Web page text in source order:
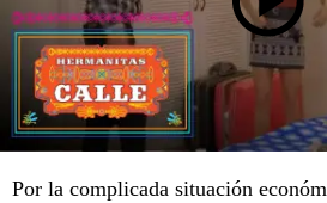
Por la complicada situación